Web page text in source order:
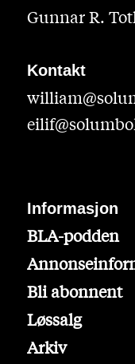
Gunnar R.
Kontakt
Informasjon
BLA-podden
Bli abonnent
Løssalg
Arkiv